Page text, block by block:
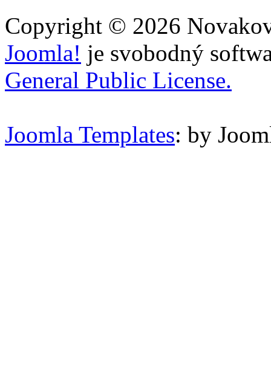
Copyright © 2026
Joomla! je svobodný
General Public License.
Joomla Templates: by